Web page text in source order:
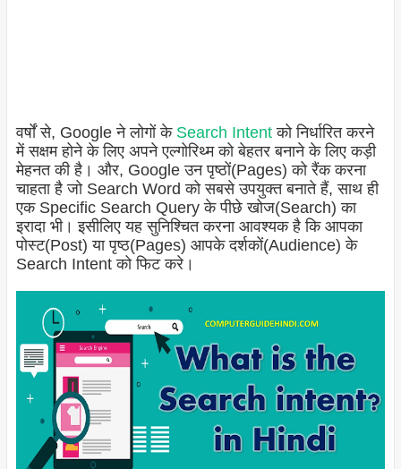
वर्षों से, Google ने लोगों के Search Intentको निर्धारित करने
में सक्षम होने के लिए अपने एल्गोरिथ्म को बेहतर बनाने के लिए कड़ी
मेहनत की है। और, Google उन पृष्ठों(Pages) को रैंक करना
चाहता है जो Search Word को सबसे उपयुक्त बनाते हैं, साथ ही
एक Specific Search Query के पीछे खोज(Search) का
इरादा भी। इसीलिए यह सुनिश्चित करना आवश्यक है कि आपका
पोस्ट(Post) या पृष्ठ(Pages) आपके दर्शकों(Audience) के
Search Intent को फिट करे।